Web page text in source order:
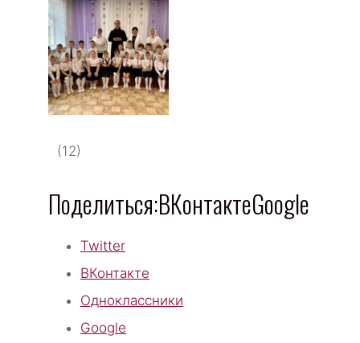
(12)
Поделиться:ВКонтактеGoogle
Twitter
ВКонтакте
Одноклассники
Google